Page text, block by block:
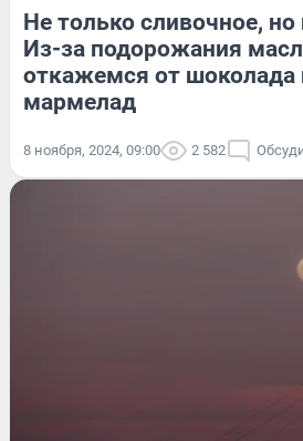
Не только сливочное,
Из-за подорожания
откажемся от шоколада
мармелад
8 ноября, 2024, 09:00 2 582